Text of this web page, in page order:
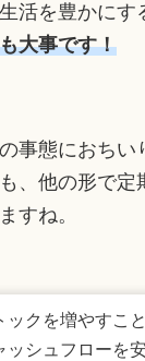
活を豊かにす
大事です！
事態におちい
、他の形で定
すね。
ックを増やすこ
ッシュフローを